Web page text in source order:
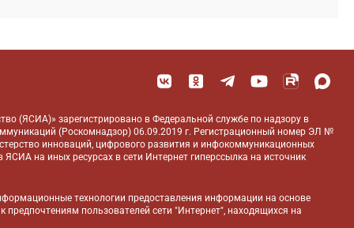
(ЯСИА)» зарегистрировано в Федеральной службе по надзору в
(Роскомнадзор) 06.09.2019 г. Регистрационный номер ЭЛ №
инноваций, цифрового развития и инфокоммуникационных
на иных ресурсах в сети Интернет гиперссылка на источник
технологии предоставления информации на основе
предпочтениям пользователей сети "Интернет", находящихся на